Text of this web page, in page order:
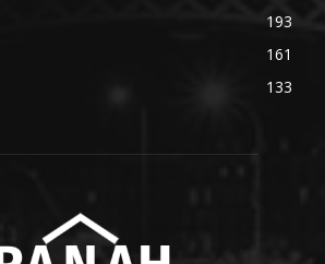
193
161
133